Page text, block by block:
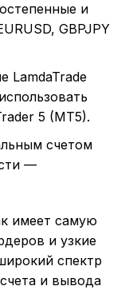
и
GBPJPY
LamdaTrade
5 (MT5).
счетом
—
имеет самую
и узкие
спектр
и вывода